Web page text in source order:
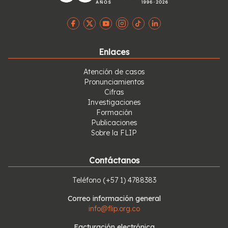
Enlaces
Atención de casos
Pronunciamientos
Cifras
Investigaciones
Formación
Publicaciones
Sobre la FLIP
Contáctanos
Teléfono (+57 1) 4788383
Correo información general
info@flip.org.co